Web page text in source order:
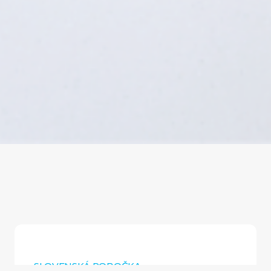
SLOVENSKÁ POBOČKA